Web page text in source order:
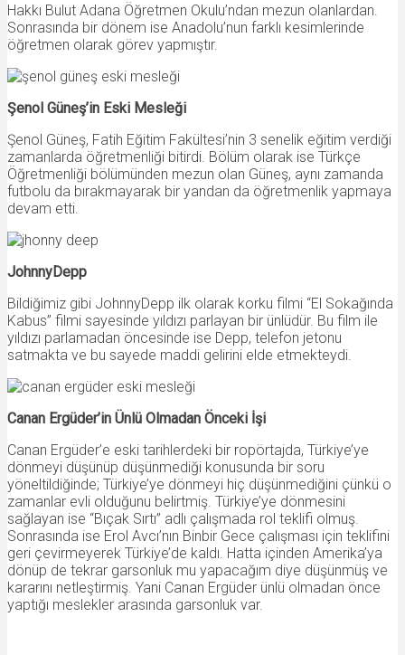
Hakkı Bulut Adana Öğretmen Okulu’ndan mezun olanlardan.
Sonrasında bir dönem ise Anadolu’nun farklı kesimlerinde
öğretmen olarak görev yapmıştır.
Şenol Güneş’in Eski Mesleği
Şenol Güneş, Fatih Eğitim Fakültesi’nin 3 senelik eğitim verdiği
zamanlarda öğretmenliği bitirdi. Bölüm olarak ise Türkçe
Öğretmenliği bölümünden mezun olan Güneş, aynı zamanda
futbolu da bırakmayarak bir yandan da öğretmenlik yapmaya
devam etti.
JohnnyDepp
Bildiğimiz gibi JohnnyDepp ilk olarak korku filmi “El Sokağında
Kabus” filmi sayesinde yıldızı parlayan bir ünlüdür. Bu film ile
yıldızı parlamadan öncesinde ise Depp, telefon jetonu
satmakta ve bu sayede maddi gelirini elde etmekteydi.
Canan Ergüder’in Ünlü Olmadan Önceki İşi
Canan Ergüder’e eski tarihlerdeki bir ropörtajda, Türkiye’ye
dönmeyi düşünüp düşünmediği konusunda bir soru
yöneltildiğinde; Türkiye’ye dönmeyi hiç düşünmediğini çünkü o
zamanlar evli olduğunu belirtmiş. Türkiye’ye dönmesini
sağlayan ise “Bıçak Sırtı” adlı çalışmada rol teklifi olmuş.
Sonrasında ise Erol Avcı’nın Binbir Gece çalışması için teklifini
geri çevirmeyerek Türkiye’de kaldı. Hatta içinden Amerika’ya
dönüp de tekrar garsonluk mu yapacağım diye düşünmüş ve
kararını netleştirmiş. Yani Canan Ergüder ünlü olmadan önce
yaptığı meslekler arasında garsonluk var.